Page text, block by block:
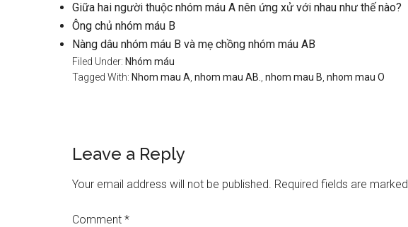
Giữa hai người thuộc nhóm máu A nên ứng xử với nhau như thế nào?
Ông chủ nhóm máu B
Nàng dâu nhóm máu B và mẹ chồng nhóm máu AB
Filed Under: Nhóm máu
Tagged With: Nhom mau A nhom mau AB. nhom mau B nhom mau O
Reader
Interactions
Leave a Reply
Your email address will not be published. Required fields are marked
Comment *